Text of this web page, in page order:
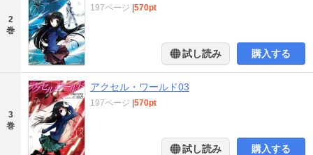
2
巻
197ページ 570pt
試し読み 購入する
3
巻
アクセル・ワールド03
197ページ 570pt
試し読み 購入する